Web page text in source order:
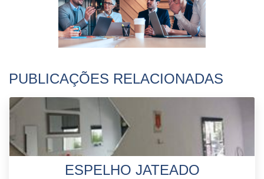
PUBLICAÇÕES RELACIONADAS
ESPELHO JATEADO